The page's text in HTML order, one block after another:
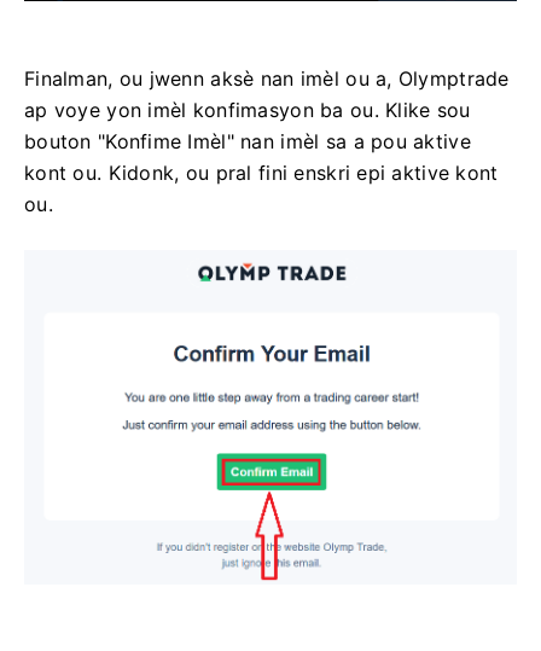
Finalman, ou jwenn aksè nan imèl ou a, Olymptrade
ap voye yon imèl konfimasyon ba ou. Klike sou
bouton "Konfime Imèl" nan imèl sa a pou aktive
kont ou. Kidonk, ou pral fini enskri epi aktive kont
ou.